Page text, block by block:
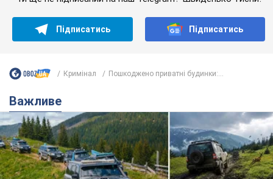
Підписатись Підписатись
Кримінал Пошкоджено приватні будинки:...
Важливе